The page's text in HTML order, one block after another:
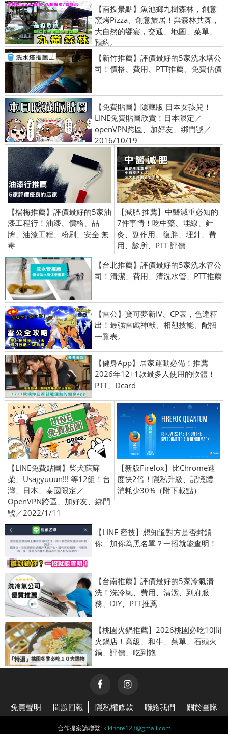
【南投景點】魚池鄉九樹森林，創意
窯烤Pizza、創意旅居！與森林共舞，
大自然的饗宴，交通、地圖、菜單、
預約。
【新竹推薦】評價最好的5家洗水塔公
司！價格、費用、PTT推薦、免費估價
【免費貼圖】隱藏版 日本女孩兒！
LINE免費貼圖欣賞！日本限定／
openVPN跨區、加好友、綁門號／
2016/10/19
【楊梅推薦】評價最好的5家油
漆工程行！油漆、價格、品
牌、油漆工程、粉刷、安全 無
毒
【減肥 推薦】中醫減重必知的
7件事情！吃中藥、埋線、針
灸、副作用、復胖、埋針、費
用、診所、PTT 評價
【台北推薦】評價最好的5家洗水管公
司！清潔、費用、清洗水管、PTT推薦
【雷公】寶可夢新IV、CP表，色違釋
出！最強雷戲神獸、相剋技能、配招
一覽表。
【健身App】居家運動必備！推薦
2026年12+1款最多人使用的軟體！
PTT、Dcard
【LINE免費貼圖】柴犬蘇蘇
柴、Usagyuuun!!! 等12組！台
灣、日本、泰國限定／
OpenVPN跨區、加好友、綁門
號／2022/1/11
【新版Firefox】比Chrome速
度快2倍！隱私升級、記憶體
消耗少30%（附下載點）
【LINE 密技】想知道對方是否封鎖
你、加你為黑名單？一招就能查明！
【台南推薦】評價最好的5家冷氣清
洗！洗冷氣、費用、清潔、到府服
務、DIY、PTT推薦
【桃園火鍋推薦】2026桃園必吃10間
火鍋店！高級、和牛、菜單、石頭火
鍋、評價、吃到飽
免責聲明 問題回報 隱私權條款 聯絡我們 關於團隊
合作提案請聯繫: kikinote123@gmail.com